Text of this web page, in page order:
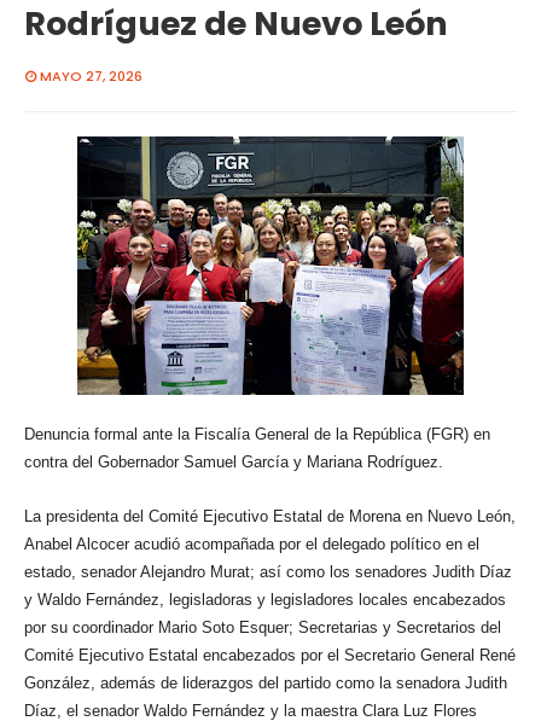
Rodríguez de Nuevo León
MAYO 27, 2026
Denuncia formal ante la Fiscalía General de la República (FGR) en
contra del Gobernador Samuel García y Mariana Rodríguez.
La presidenta del Comité Ejecutivo Estatal de Morena en Nuevo León,
Anabel Alcocer acudió acompañada por el delegado político en el
estado, senador Alejandro Murat; así como los senadores Judith Díaz
y Waldo Fernández, legisladoras y legisladores locales encabezados
por su coordinador Mario Soto Esquer; Secretarias y Secretarios del
Comité Ejecutivo Estatal encabezados por el Secretario General René
González, además de liderazgos del partido como la senadora Judith
Díaz, el senador Waldo Fernández y la maestra Clara Luz Flores